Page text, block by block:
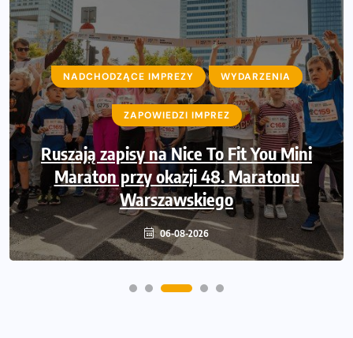
NADCHODZĄCE IMPREZY WYDARZENIA
ZAPOWIEDZI IMPREZ
Ruszają zapisy na Nice To Fit You Mini
Maraton przy okazji 48. Maratonu
Warszawskiego
06-08-2026